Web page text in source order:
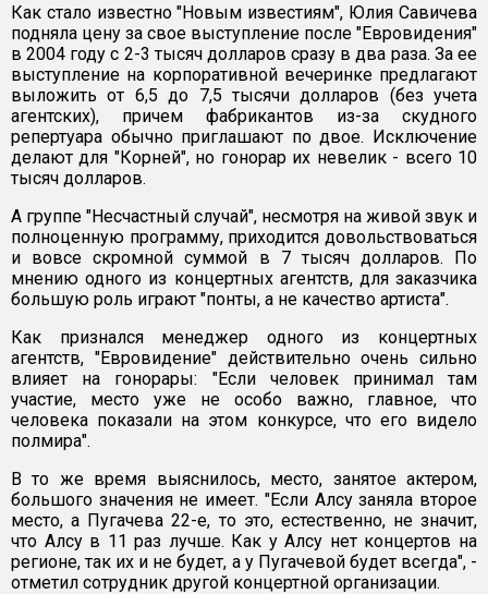
Как стало известно "Новым известиям", Юлия Савичева
подняла цену за свое выступление после "Евровидения"
в 2004 году с 2-3 тысяч долларов сразу в два раза. За ее
выступление на корпоративной вечеринке предлагают
выложить от 6,5 до 7,5 тысячи долларов (без учета
агентских), причем фабрикантов из-за скудного
репертуара обычно приглашают по двое. Исключение
делают для "Корней", но гонорар их невелик - всего 10
тысяч долларов.
А группе "Несчастный случай", несмотря на живой звук и
полноценную программу, приходится довольствоваться
и вовсе скромной суммой в 7 тысяч долларов. По
мнению одного из концертных агентств, для заказчика
большую роль играют "понты, а не качество артиста".
Как признался менеджер одного из концертных
агентств, "Евровидение" действительно очень сильно
влияет на гонорары: "Если человек принимал там
участие, место уже не особо важно, главное, что
человека показали на этом конкурсе, что его видело
полмира".
В то же время выяснилось, место, занятое актером,
большого значения не имеет. "Если Алсу заняла второе
место, а Пугачева 22-е, то это, естественно, не значит,
что Алсу в 11 раз лучше. Как у Алсу нет концертов на
регионе, так их и не будет, а у Пугачевой будет всегда", -
отметил сотрудник другой концертной организации.